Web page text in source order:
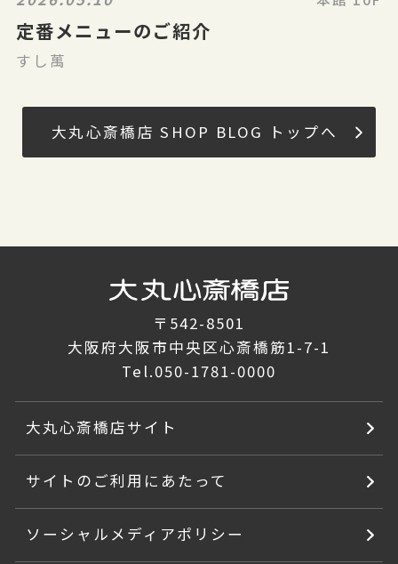
定番メニューのご紹介
すし萬
大丸心斎橋店 SHOP BLOG トップへ
〒542-8501
大阪府大阪市中央区心斎橋筋1-7-1
Tel.050-1781-0000
大丸心斎橋店サイト
サイトのご利用にあたって
ソーシャルメディアポリシー